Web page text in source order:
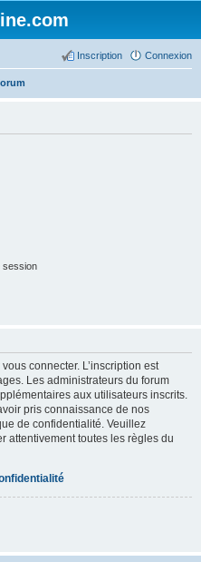
Connexion
Inscription
session
connecter. L’inscription est
Les administrateurs du forum
aux utilisateurs inscrits.
pris connaissance de nos
de confidentialité. Veuillez
attentivement toutes les règles du